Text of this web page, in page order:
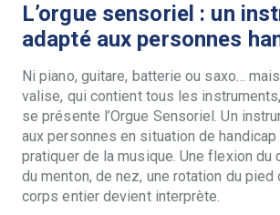
L’orgue sensoriel : un
adapté aux personnes
Ni piano, guitare, batterie ou saxo…
valise, qui contient tous les
se présente l’Orgue Sensoriel. Un
aux personnes en situation de
pratiquer de la musique. Une flexion du
du menton, de nez, une rotation du pied
corps entier devient interprète.